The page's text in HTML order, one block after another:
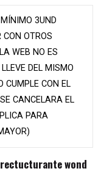
3UND
CON OTROS
WEB NO ES
DEL MISMO
CUMPLE CON EL
CANCELARA EL
PARA
wond